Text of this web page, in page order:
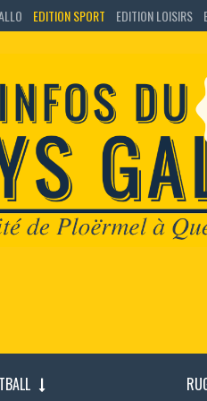
EDITION SPORT EDITION LOISIRS